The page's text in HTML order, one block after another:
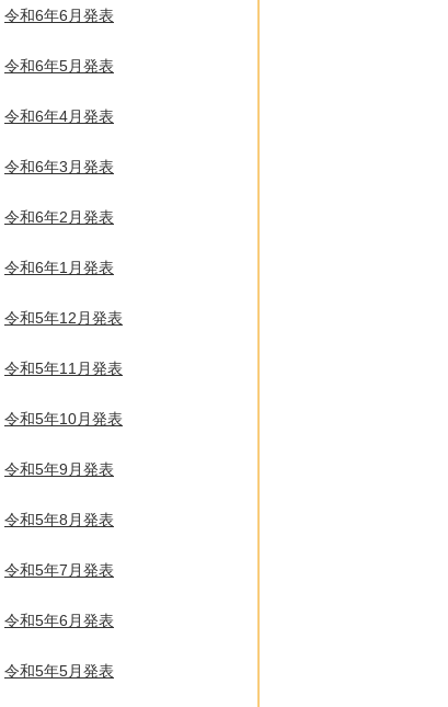
令和6年6月発表
令和6年5月発表
令和6年4月発表
令和6年3月発表
令和6年2月発表
令和6年1月発表
令和5年12月発表
令和5年11月発表
令和5年10月発表
令和5年9月発表
令和5年8月発表
令和5年7月発表
令和5年6月発表
令和5年5月発表